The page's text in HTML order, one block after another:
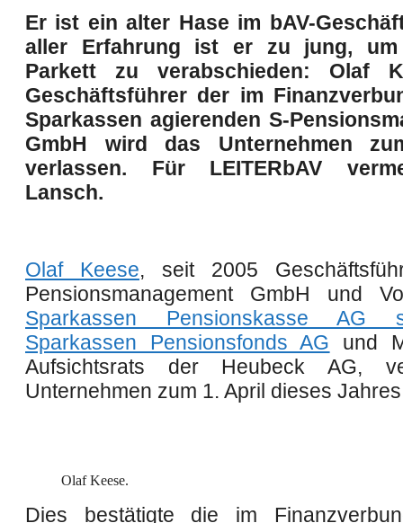
Er ist ein alter Hase im bAV-
aller Erfahrung ist er zu jung,
Parkett zu verabschieden: Olaf
Geschäftsführer der im
Sparkassen agierenden S-
GmbH wird das Unternehmen
verlassen. Für LEITERbAV
Lansch.
Olaf Keese, seit 2005
Pensionsmanagement GmbH und
Sparkassen Pensionskasse AG
Sparkassen Pensionsfonds AG und
Aufsichtsrats der Heubeck AG,
Unternehmen zum 1. April dieses
Olaf Keese.
Dies bestätigte die im